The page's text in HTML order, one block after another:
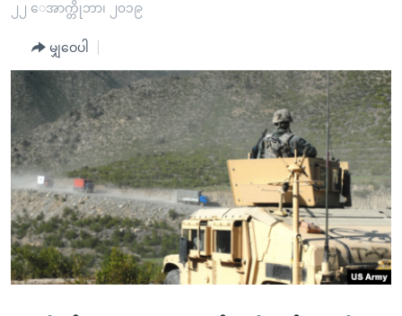
ပင်မ
ကျော်
ကြည့်
ရန်
ပင်မ
အ
ညွန်း
စာမျက်နှာ
သို့
ကျော်
အစ္စရေး-ပါလက်စတိုင်း
အင်္ဂလိပ်စာလေ့လာမယ်
အမေရိကန်သုံးအီဒီယံ
မကြေးမုံရဲ့ အင်္ဂလိပ်စာ
ရုပ်ရှင်ထဲက အင်္ဂလိပ်စာ
သုတပဒေသာ အင်္ဂလိပ်စာ
အပတ်စဉ်ကဏ္ဍများ
ရေဒီယို
တီဗွီ
ရေဒီယိုနှင့်ရုပ်သံ အချက်အလက်များ
ရေဒီယို/တီဗွီအစီအစဉ်
Learning English
ဗွီအိုအေ လူမှုကွန်ယက်များ
၂၂ ေအာက္တိုဘာ၊ ၂၀၁၉
မျှဝေပါ